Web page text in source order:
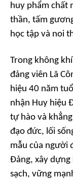
huy phẩm chất
thần, tấm
học tập và noi
Trong không
đảng viên Lã
hiệu 40 năm
nhận Huy hiệu
tự hào và
đạo đức, lối
mẫu của người
Đảng, xây
sạch, vững